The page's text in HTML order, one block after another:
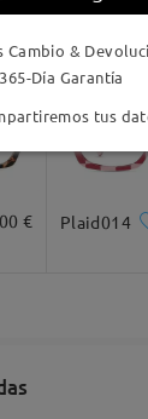
€ Plaid014
Cambio &
365-Día Garantía
tus